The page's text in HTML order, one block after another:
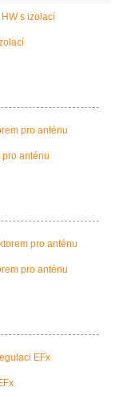
s PROPULS SOLAR.
s izolací
pro anténu
pro anténu
EFx